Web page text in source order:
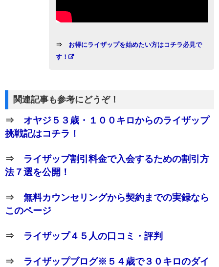
⇒
お得にライザップを始めたい方はコチラ必見で
す！
関連記事も参考にどうぞ！
⇒ オヤジ５３歳・１００キロからのライザップ
挑戦記はコチラ！
⇒ ライザップ割引料金で入会するための割引方
法７選を公開！
⇒ 無料カウンセリングから契約までの実録なら
このページ
⇒ ライザップ４５人の口コミ・評判
⇒ ライザップブログ※５４歳で３０キロのダイ